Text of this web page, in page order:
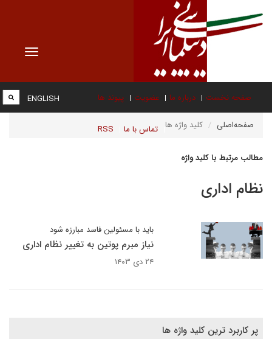
Toggle
صفحه نخست درباره ما عضویت پیوند ها
تماس با ما RSS
ENGLISH
صفحه‌اصلی کلید واژه ها
مطالب مرتبط با کلید واژه
نظام اداری
باید با مسئولین فاسد مبارزه شود
نیاز مبرم پوتین به تغییر نظام اداری
۲۴ دی ۱۴۰۳
پر کاربرد ترین کلید واژه ها